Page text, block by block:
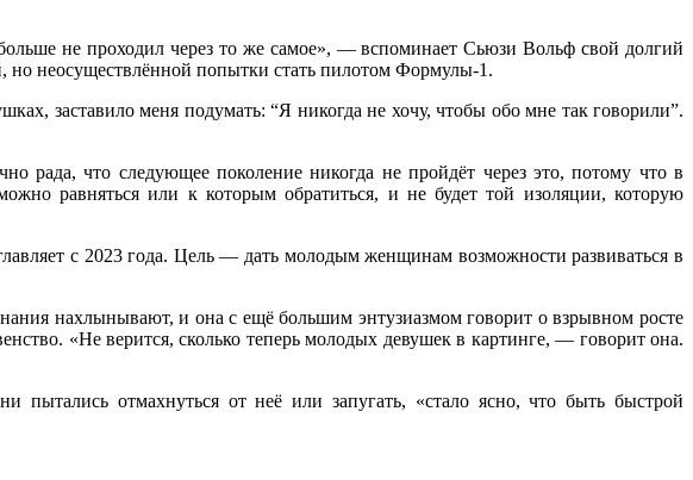
не проходил через то же самое», — вспоминает Сьюзи Вольф свой долгий
но неосуществлённой попытки стать пилотом Формулы-1.
заставило меня подумать: “Я никогда не хочу, чтобы обо мне так говорили”.
рада, что следующее поколение никогда не пройдёт через это, потому что в
равняться или к которым обратиться, и не будет той изоляции, которую
с 2023 года. Цель — дать молодым женщинам возможности развиваться в
нахлынывают, и она с ещё большим энтузиазмом говорит о взрывном росте
«Не верится, сколько теперь молодых девушек в картинге, — говорит она.
пытались отмахнуться от неё или запугать, «стало ясно, что быть быстрой